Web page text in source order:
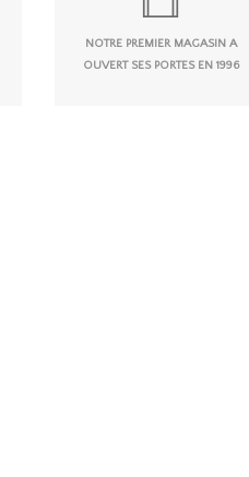
NOTRE PREMIER MAGASIN A
OUVERT SES PORTES EN 1996